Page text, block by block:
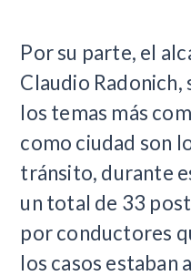
Por su parte, el
Claudio Radonich,
los temas más
como ciudad son
tránsito, durante
un total de 33
por conductores
los casos estaban